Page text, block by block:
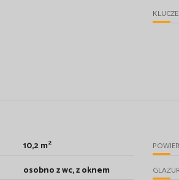
KLUCZE
10,2 m2
osobno z wc, z oknem